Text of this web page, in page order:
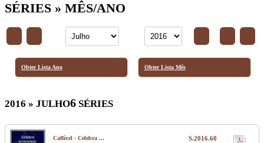
SÉRIES » MÊS/ANO
Obter Lista Ano Obter Lista Mês
2016 » JULHO6 SÉRIES
Caffècel - Celebra ... S.2016.60